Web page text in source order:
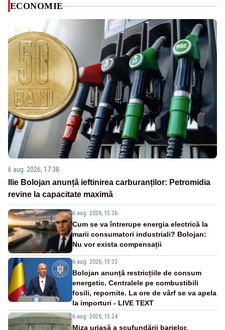
ECONOMIE
6 aug. 2026, 17:38
Ilie Bolojan anunță ieftinirea carburanților: Petromidia
revine la capacitate maximă
6 aug. 2026, 15:36
Cum se va întrerupe energia electrică la
marii consumatori industriali? Bolojan:
Nu vor exista compensații
6 aug. 2026, 15:33
Bolojan anunță restricțiile de consum
energetic. Centralele pe combustibili
fosili, repornite. La ore de vârf se va apela
la importuri - LIVE TEXT
6 aug. 2026, 15:24
Miza uriașă a scufundării barjelor.